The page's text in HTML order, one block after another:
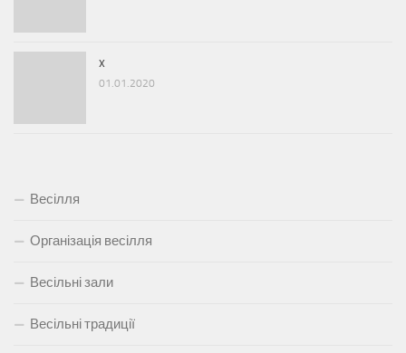
x
01.01.2020
Весілля
Організація весілля
Весільні зали
Весільні традиції